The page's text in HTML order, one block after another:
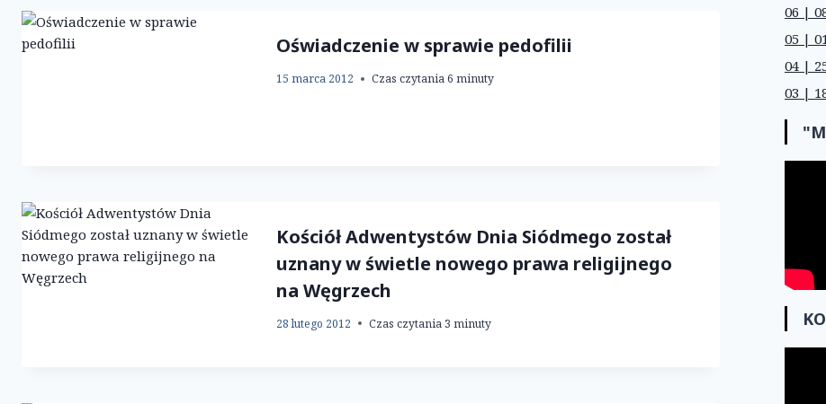
Oświadczenie w sprawie pedofilii
15 marca 2012 Czas czytania6 minuty
Kościół Adwentystów Dnia Siódmego został
uznany w świetle nowego prawa religijnego
na Węgrzech
28 lutego 2012 Czas czytania3 minuty
06 |
05 |
04 |
03 |